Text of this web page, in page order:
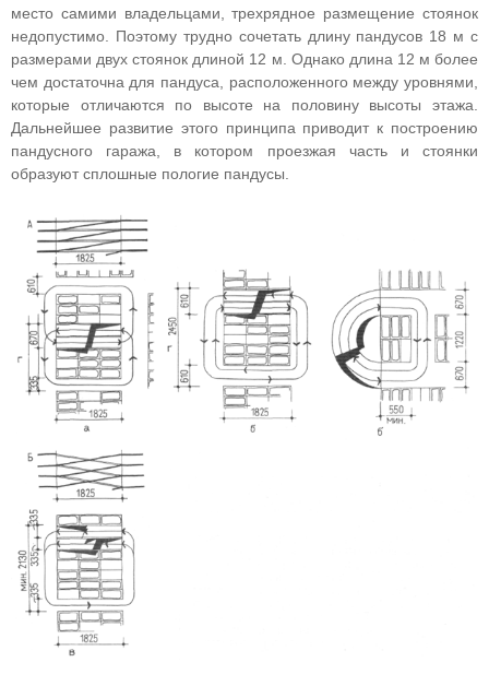
место самими владельцами, трехрядное размещение стоянок
недопустимо. Поэтому трудно сочетать длину пандусов 18 м с
размерами двух стоянок длиной 12 м. Однако длина 12 м более
чем достаточна для пандуса, расположенного между уровнями,
которые отличаются по высоте на половину высоты этажа.
Дальнейшее развитие этого принципа приводит к построению
пандусного гаража, в котором проезжая часть и стоянки
образуют сплошные пологие пандусы.